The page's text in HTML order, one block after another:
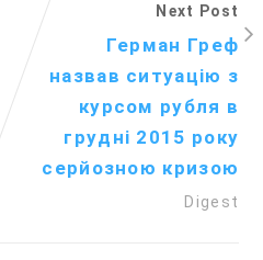
Next Post
Герман Греф
назвав ситуацію з
курсом рубля в
грудні 2015 року
серйозною кризою
Digest